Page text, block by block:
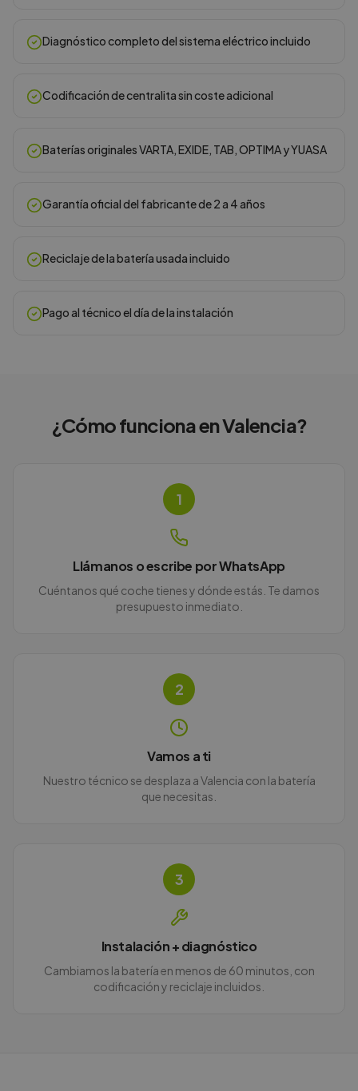
Diagnóstico completo del sistema eléctrico incluido
Codificación de centralita sin coste adicional
Baterías originales VARTA, EXIDE, TAB, OPTIMA y YUASA
Garantía oficial del fabricante de 2 a 4 años
Reciclaje de la batería usada incluido
Pago al técnico el día de la instalación
¿Cómo funciona enValencia?
1
Llámanos o escribe por WhatsApp
Cuéntanos qué coche tienes y dónde estás. Te damos
presupuesto inmediato.
2
Vamos a ti
Nuestro técnico se desplaza a Valencia con la batería
que necesitas.
3
Instalación + diagnóstico
Cambiamos la batería en menos de 60 minutos, con
codificación y reciclaje incluidos.